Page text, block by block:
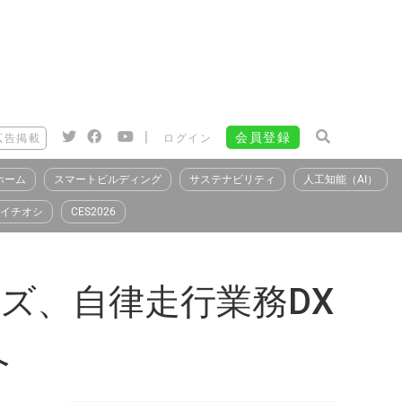
告掲載 | ログイン 会員登録
ーム スマートビルディング サステナビリティ 人工知能（AI）
イチオシ CES2026
、自律走行業務DX